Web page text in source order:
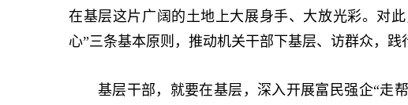
在基层这片广阔的土地上大展身手、大放光彩。对
心”三条基本原则，推动机关干部下基层、访群众，践
基层干部，就要在基层，深入开展富民强企“走帮